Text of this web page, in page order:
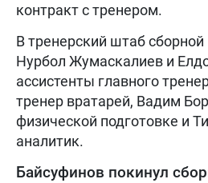
контракт с тренером.
В тренерский штаб
Нурбол Жумаскалиев и
ассистенты главного
тренер вратарей, Вадим
физической подготовке и
аналитик.
Байсуфинов покинул